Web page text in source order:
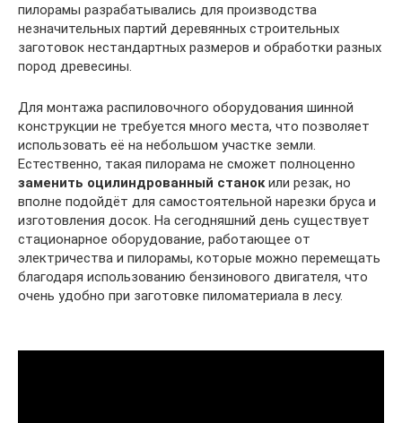
пилорамы разрабатывались для производства
незначительных партий деревянных строительных
заготовок нестандартных размеров и обработки разных
пород древесины.
Для монтажа распиловочного оборудования шинной
конструкции не требуется много места, что позволяет
использовать её на небольшом участке земли.
Естественно, такая пилорама не сможет полноценно
заменить оцилиндрованный станокили резак, но
вполне подойдёт для самостоятельной нарезки бруса и
изготовления досок. На сегодняшний день существует
стационарное оборудование, работающее от
электричества и пилорамы, которые можно перемещать
благодаря использованию бензинового двигателя, что
очень удобно при заготовке пиломатериала в лесу.